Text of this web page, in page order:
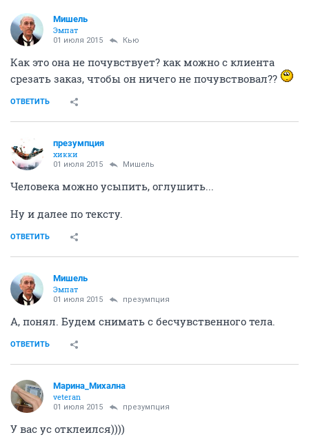
Мишель
Эмпат
01 июля 2015 Кью
Как это она не почувствует? как можно с клиента
срезать заказ, чтобы он ничего не почувствовал??
ОТВЕТИТЬ
презумпция
хикки
01 июля 2015 Мишель
Человека можно усыпить, оглушить...
Ну и далее по тексту.
ОТВЕТИТЬ
Мишель
Эмпат
01 июля 2015 презумпция
А, понял. Будем снимать с бесчувственного тела.
ОТВЕТИТЬ
Марина_Михална
veteran
01 июля 2015 презумпция
У вас ус отклеился))))